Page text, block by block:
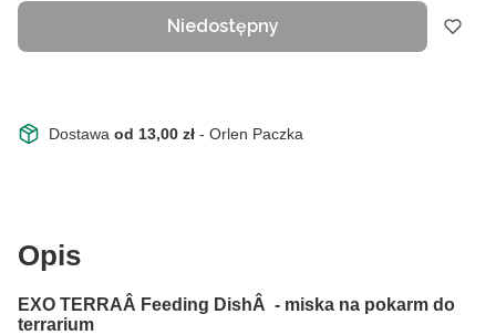
Niedostępny
Dostawa od 13,00 zł - Orlen Paczka
Opis
EXO TERRAÂ Feeding DishÂ - miska na pokarm do
terrarium